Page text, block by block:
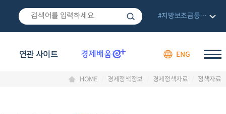
연관 사이트 ENG
#지방보조금통합관리망
HOME 경제정책정보 경제정책자료 정책자료